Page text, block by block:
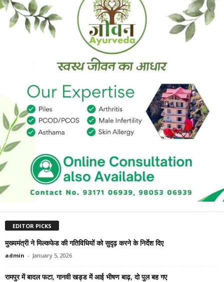
EDITOR PICKS
मुख्यमंत्री ने मिल्कफेड की गतिविधियों को सुदृढ़ करने के निर्देश दिए
admin - January 5, 2026
रामपुर में बादल फटा, गानवी खड्ड में आई भीषण बाढ़, दो पुल बह गए